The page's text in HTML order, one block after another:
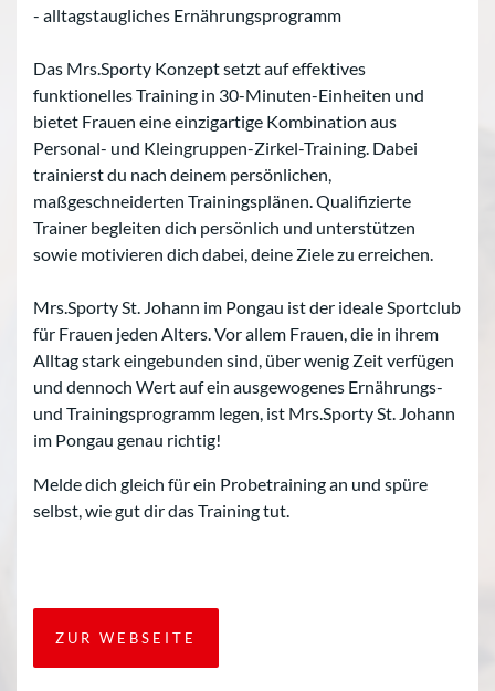
- alltagstaugliches Ernährungsprogramm
Das Mrs.Sporty Konzept setzt auf effektives
funktionelles Training in 30-Minuten-Einheiten und
bietet Frauen eine einzigartige Kombination aus
Personal- und Kleingruppen-Zirkel-Training. Dabei
trainierst du nach deinem persönlichen,
maßgeschneiderten Trainingsplänen. Qualifizierte
Trainer begleiten dich persönlich und unterstützen
sowie motivieren dich dabei, deine Ziele zu erreichen.
Mrs.Sporty St. Johann im Pongau ist der ideale Sportclub
für Frauen jeden Alters. Vor allem Frauen, die in ihrem
Alltag stark eingebunden sind, über wenig Zeit verfügen
und dennoch Wert auf ein ausgewogenes Ernährungs-
und Trainingsprogramm legen, ist Mrs.Sporty St. Johann
im Pongau genau richtig!
Melde dich gleich für ein Probetraining an und spüre
selbst, wie gut dir das Training tut.
ZUR WEBSEITE